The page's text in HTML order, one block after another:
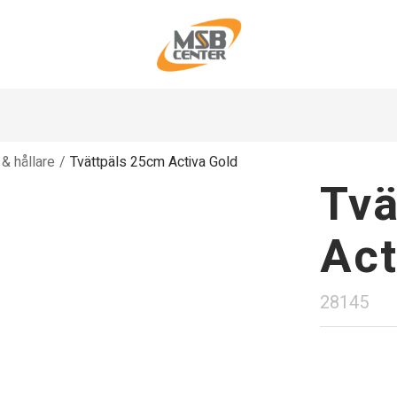
hållare / Tvättpäls 25cm Activa Gold
28145